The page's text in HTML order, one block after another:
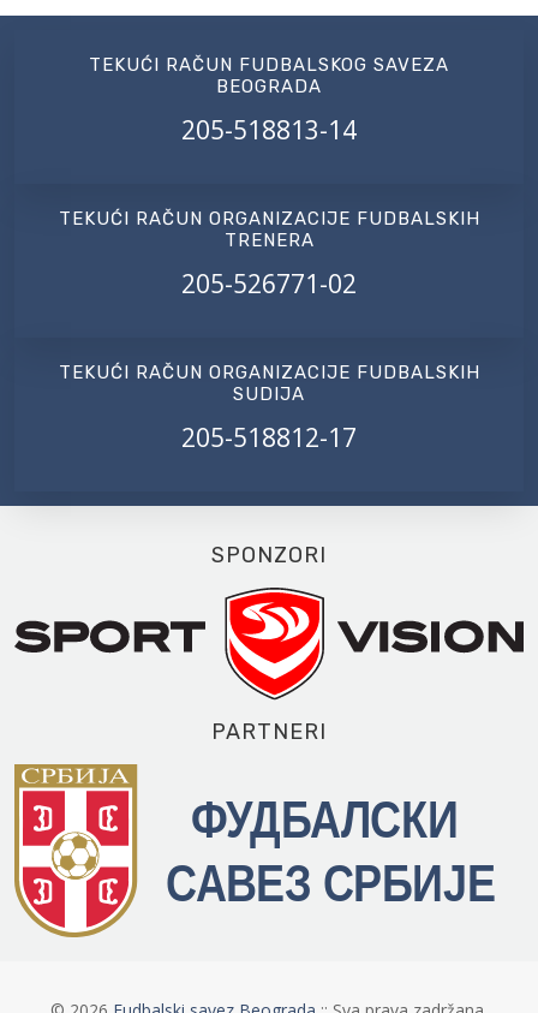
TEKUĆI RAČUN FUDBALSKOG SAVEZA
BEOGRADA
205-518813-14
TEKUĆI RAČUN ORGANIZACIJE FUDBALSKIH
TRENERA
205-526771-02
TEKUĆI RAČUN ORGANIZACIJE FUDBALSKIH
SUDIJA
205-518812-17
SPONZORI
PARTNERI